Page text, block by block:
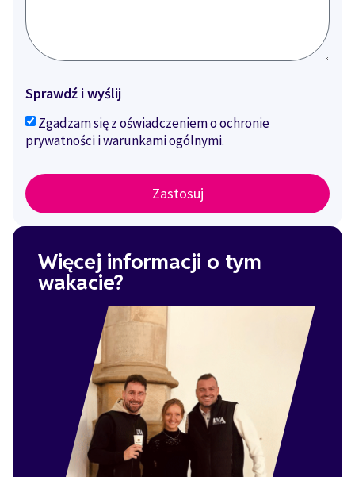
Sprawdź i wyślij
Zgadzam się z oświadczeniem o ochronie
prywatności i warunkami ogólnymi.
Zastosuj
Więcej informacji o tym
wakacie?